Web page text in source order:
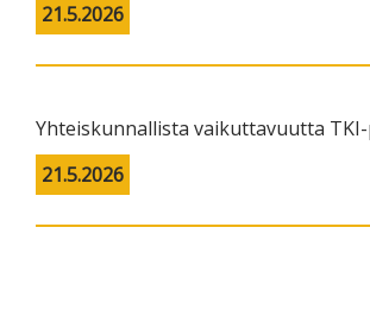
21.5.2026
Yhteiskunnallista vaikuttavuutta
21.5.2026